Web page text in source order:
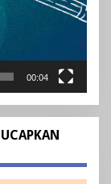
00:04